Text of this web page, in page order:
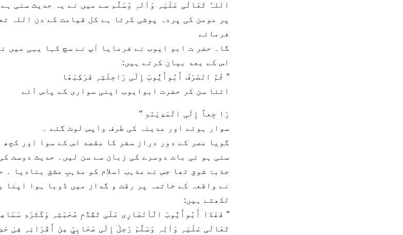
اللہُ تَعَالٰی عَلَیْہِ وَاٰلہٖ وَسَلَّم سے میں نے یہ حدیث سنی
پر مومن کی پردہ پوشی کرتا ہے کل قیامت کے دن اللہ
فرمائے
گا۔ حضر ت ابو ایوب نے فرمایا آپ نے سچ کہا یہی میں
اس کے بعد بیان کرتے ہیں:
’’ ثُمَّ انْصَرَفَ أَبُوأَیُّوبَ إِلَی رَاحِلَتِہِ فَرَکِبَھَا
اتنا سن کر حضرت ابوایوب اپنی سواری کے پاس آئے
رَا جِعاً إِلَی الْمَدِیْنَۃِ ‘‘
سوار ہوئے اور مدینہ کی طرف واپس لوٹ گئے ۔
گویا مصر کے دور دراز سفر کا مقصد اس کے سوا اور
سنی ہو ئی بات دوسرے کی زبان سے سن لیں۔ حدیث دوست
جذبۂ شوق تھا جس نے مذہب اسلام کو مذہبِ عشق بنادیا ۔
نے واقعہ کے خاتمہ پر رقت و گداز میں ڈوبا ہوا اپنا
لکھتے ہیں:
’’ فَھَذَا أَبُوأَیُّوبَ الْاَنْصَارِی عَلَی تَقَدُّمِ صُحْبَتِہِ وَکَثْرَۃِ
تَعَالٰی عَلَیْہِ وَاٰلِہٖ وَسَلَّمَ رَحِلَ إِلَی صَحَابِیٍّ مِنْ أَقْرَانِہِ فِیْ